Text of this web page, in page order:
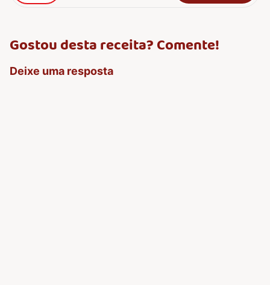
Gostou desta receita? Comente!
Deixe uma resposta